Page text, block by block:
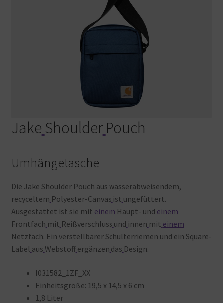
Jake Shoulder Pouch
Umhängetasche
Die Jake Shoulder Pouch aus wasserabweisendem,
recyceltem Polyester-Canvas ist ungefüttert.
Ausgestattet ist sie mit einem Haupt- und einem
Frontfach mit Reißverschluss und innen mit einem
Netzfach. Ein verstellbarer Schulterriemen und ein Square-
Label aus Webstoff ergänzen das Design.
I031582_1ZF_XX
Einheitsgröße: 19,5 x 14,5 x 6 cm
1,8 Liter